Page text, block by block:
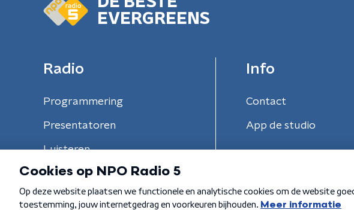
EVERGREENS
Radio
Programmering
Presentatoren
Luisteren
Info
Contact
App de studio